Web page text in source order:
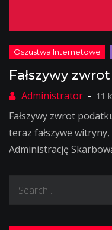
Fałszywy
11
Fałszywy zwrot
teraz fałszywe
Administrację